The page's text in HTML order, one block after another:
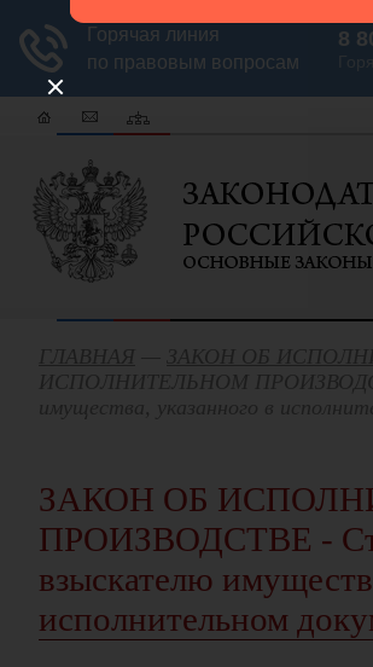
ЗАКОН ОБ
ПРОИЗВОДСТВЕ -
взыскателю
исполнительном